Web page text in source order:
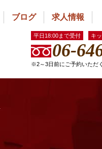
ブログ 求人情報
平日18:00まで受付 キ
06-
※2～3日前にご予約いただ